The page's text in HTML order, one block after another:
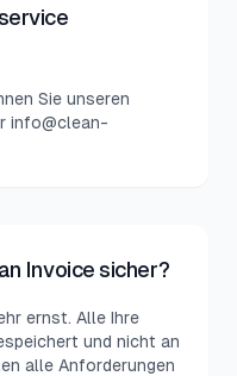
Sie unseren
info@clean-
Invoice sicher?
ernst. Alle Ihre
und nicht an
alle Anforderungen